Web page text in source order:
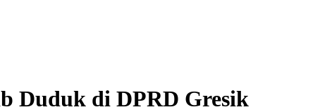
Duduk di DPRD Gresik